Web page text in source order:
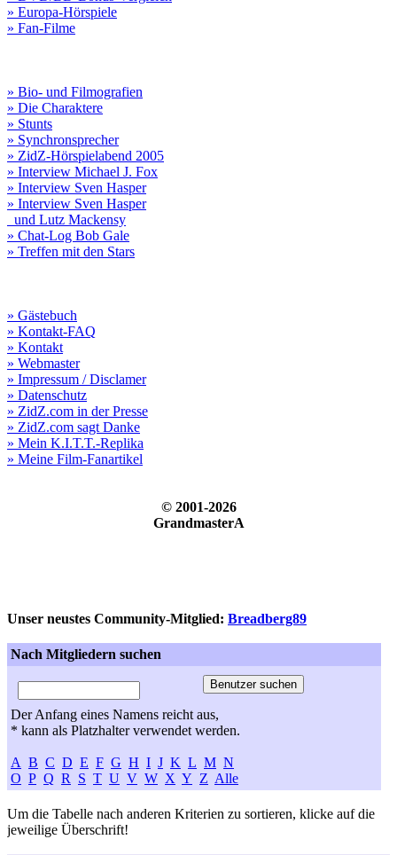
» Europa-Hörspiele
» Fan-Filme
» Bio- und Filmografien
» Die Charaktere
» Stunts
» Synchronsprecher
» ZidZ-Hörspielabend 2005
» Interview Michael J. Fox
» Interview Sven Hasper
» Interview Sven Hasper
und Lutz Mackensy
» Chat-Log Bob Gale
» Treffen mit den Stars
» Gästebuch
» Kontakt-FAQ
» Kontakt
» Webmaster
» Impressum / Disclamer
» Datenschutz
» ZidZ.com in der Presse
» ZidZ.com sagt Danke
» Mein K.I.T.T.-Replika
» Meine Film-Fanartikel
© 2001-2026
GrandmasterA
Unser neustes Community-Mitglied: Breadberg89
Nach Mitgliedern suchen
Der Anfang eines Namens reicht aus,
* kann als Platzhalter verwendet werden.
A B C D E F G H I J K L M N
O P Q R S T U V W X Y Z Alle
Um die Tabelle nach anderen Kriterien zu sortieren, klicke auf die
jeweilige Überschrift!